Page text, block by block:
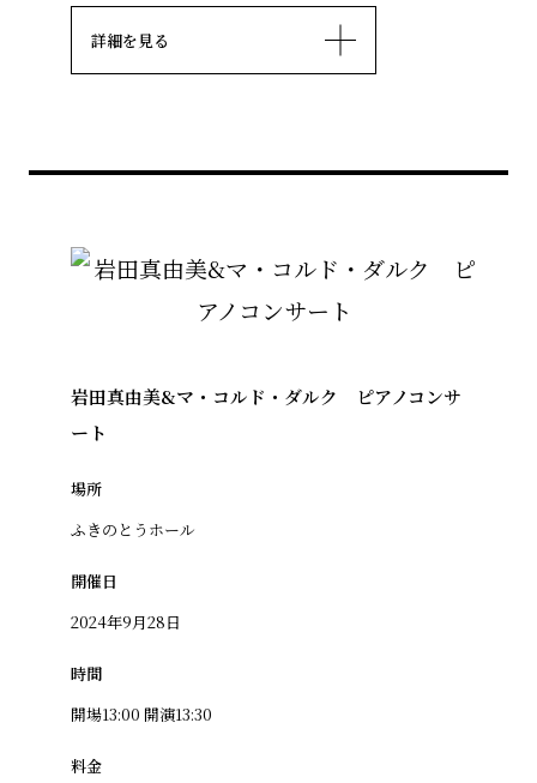
詳細を見る
岩田真由美&マ・コルド・ダルク ピアノコンサ
ート
場所
ふきのとうホール
開催日
2024年9月28日
時間
開場13:00 開演13:30
料金